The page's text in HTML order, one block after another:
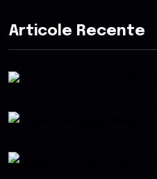
Articole Recente